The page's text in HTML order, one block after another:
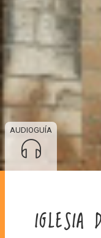
AUDIOGUÍA
IGLESIA